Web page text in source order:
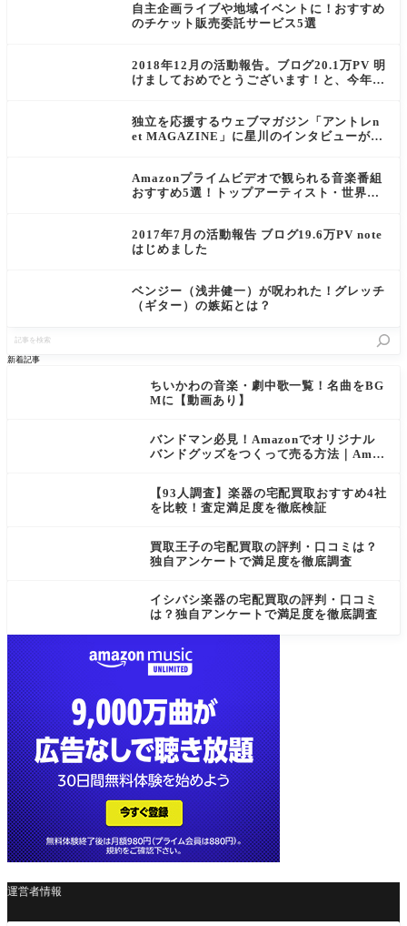
を
新着記事
ちいかわの音楽・劇中歌一覧！名曲をBG
Mに【動画あり】
バンドマン必見！Amazonでオリジナル
バンドグッズをつくって売る方法｜Amaz
【93人調査】楽器の宅配買取おすすめ4社
を比較！査定満足度を徹底検証
買取王子の宅配買取の評判・口コミは？
独自アンケートで満足度を徹底調査
イシバシ楽器の宅配買取の評判・口コミ
は？独自アンケートで満足度を徹底調査
自主企画ライブや地域イベントに！おすすめ
のチケット販売委託サービス5選
2018年12月の活動報告。ブログ20.1万PV 明
けましておめでとうございます！と、今年の
独立を応援するウェブマガジン「アントレn
et MAGAZINE」に星川のインタビューが掲
Amazonプライムビデオで観られる音楽番組
おすすめ5選！トップアーティスト・世界的
2017年7月の活動報告 ブログ19.6万PV note
はじめました
ベンジー（浅井健一）が呪われた！グレッチ
（ギター）の嫉妬とは？
運営者情報